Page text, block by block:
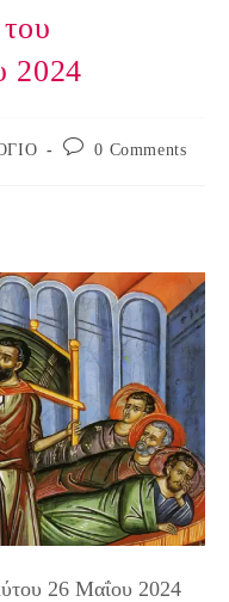
2024
Post 0 Comments
26 Μαΐου 2024